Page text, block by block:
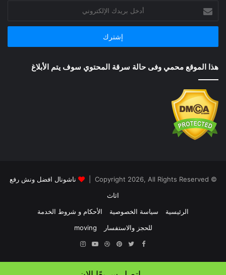
بريدك
الإلكتروني
هذا الموقع محمي وفى حالة سرقة المحتوي سوف يتم الأبلاغ
© Copyright 2026, All Rights Reserved |
ناشونال افضل ونش رفع
اثاث
الرئيسية
سياسة الخصوصية
الأحكام و شروط الخدمة
للحجز والاستفسار
moving
Facebook
Twitter
Pinterest
Dribbble
YouTube